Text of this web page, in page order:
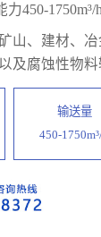
力450-
山、建材、
及腐蚀性物料
输送量
450-